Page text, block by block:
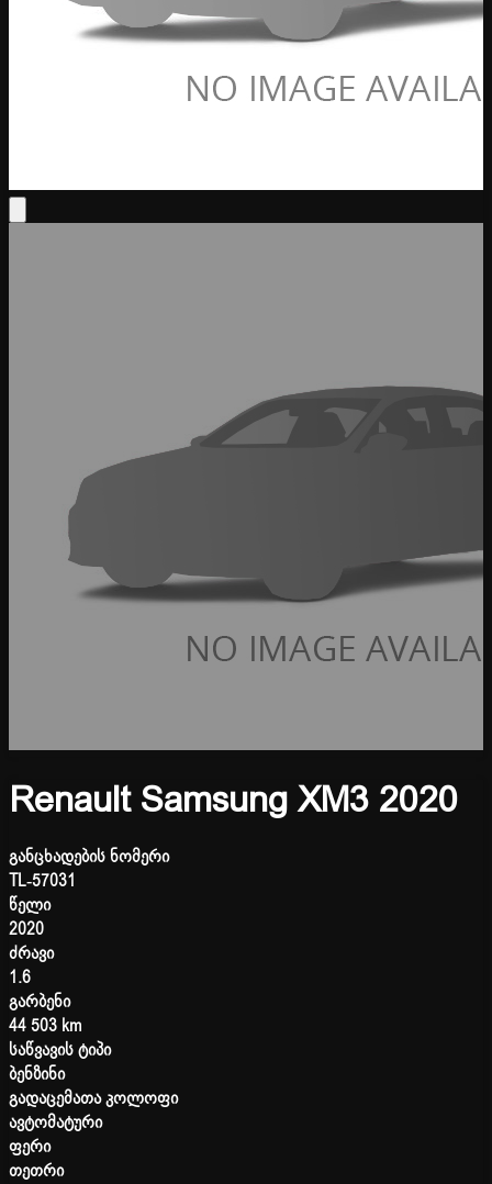
Renault Samsung XM3 2020
განცხადების ნომერი
TL-57031
წელი
2020
ძრავი
1.6
გარბენი
44 503 km
საწვავის ტიპი
ბენზინი
გადაცემათა კოლოფი
ავტომატური
ფერი
თეთრი